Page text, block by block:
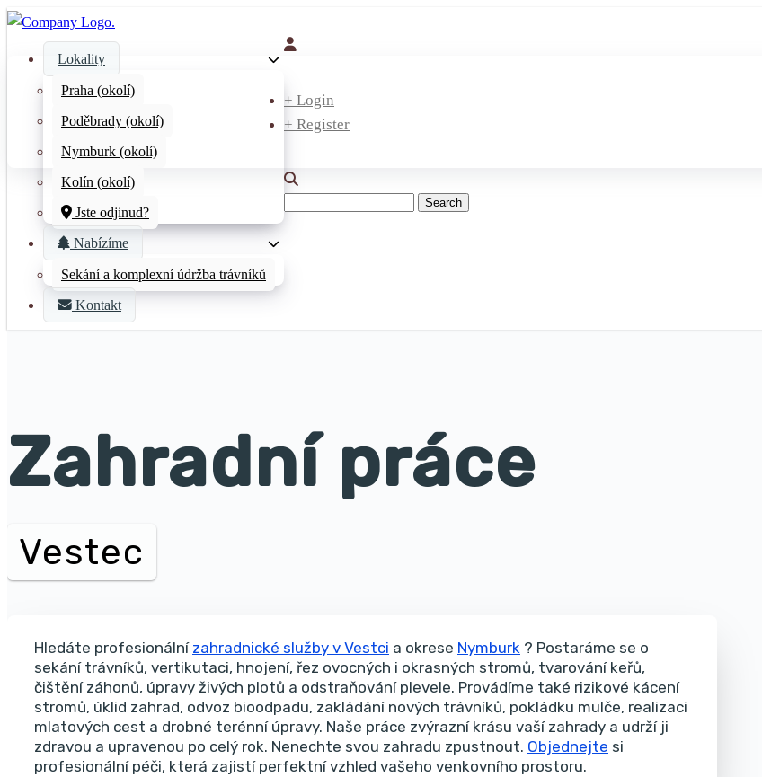
NAVIGATION
Lokality
Praha (okolí)
Poděbrady (okolí)
Nymburk (okolí)
Kolín (okolí)
Jste odjinud?
Nabízíme
Sekání a komplexní údržba trávníků
Kontakt
+ Login
+ Register
Zahradní práce
Vestec
Hledáte profesionální zahradnické služby v Vestci a okrese Nymburk ? Postaráme se o
sekání trávníků, vertikutaci, hnojení, řez ovocných i okrasných stromů, tvarování keřů,
čištění záhonů, úpravy živých plotů a odstraňování plevele. Provádíme také rizikové kácení
stromů, úklid zahrad, odvoz bioodpadu, zakládání nových trávníků, pokládku mulče, realizaci
mlatových cest a drobné terénní úpravy. Naše práce zvýrazní krásu vaší zahrady a udrží ji
zdravou a upravenou po celý rok. Nenechte svou zahradu zpustnout. Objednejte si
profesionální péči, která zajistí perfektní vzhled vašeho venkovního prostoru.